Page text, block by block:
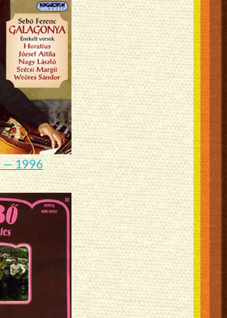
— 1996